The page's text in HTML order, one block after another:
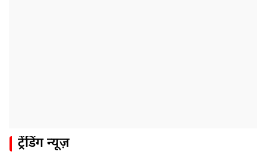
ट्रेंडिंग न्यूज़